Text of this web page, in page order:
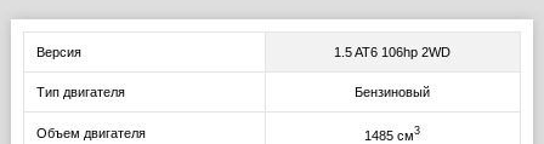
Версия 1.5 AT6 106hp 2WD
Тип двигателя Бензиновый
Объем двигателя 1485 см3